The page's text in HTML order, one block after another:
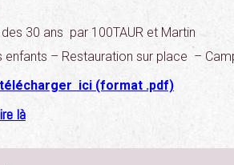
30 ans par 100TAUR et Martin
enfants – Restauration sur place –
télécharger ici (format .pdf)
là